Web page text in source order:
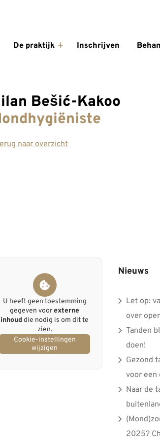
De praktijk
Inschrijven
Bešić-Kakoo
naar overzicht
U heeft geen toestemming
gegeven voorexterne
inhoud die nodig is om dit te
zien.
Cookie-instellingen
wijzigen
Nieuws
Let op:
over
Tanden
doen!
Gezond
voor een
Naar de
2025?